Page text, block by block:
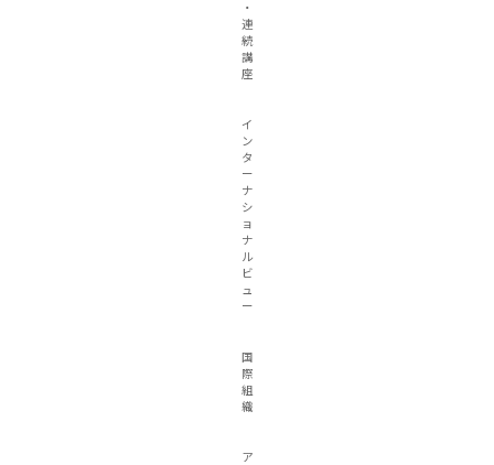
・
連
続
講
座
イ
ン
タ
ー
ナ
シ
ョ
ナ
ル
ビ
ュ
ー
国
際
組
織
ア